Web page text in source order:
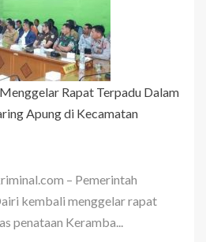
Rapat Terpadu Dalam
Apung di Kecamatan
– Pemerintah
kembali menggelar rapat
penataan Keramba...